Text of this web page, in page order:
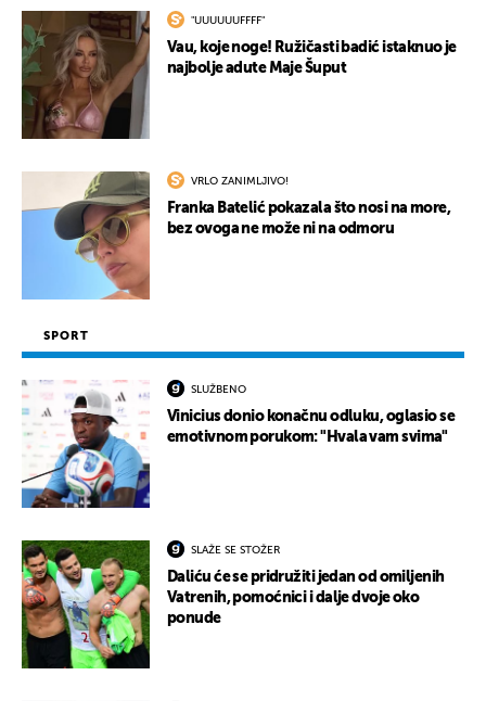
"UUUUUUFFFF"
Vau, koje noge! Ružičasti badić istaknuo je
najbolje adute Maje Šuput
VRLO ZANIMLJIVO!
Franka Batelić pokazala što nosi na more,
bez ovoga ne može ni na odmoru
SPORT
SLUŽBENO
Vinicius donio konačnu odluku, oglasio se
emotivnom porukom: "Hvala vam svima"
SLAŽE SE STOŽER
Daliću će se pridružiti jedan od omiljenih
Vatrenih, pomoćnici i dalje dvoje oko
ponude